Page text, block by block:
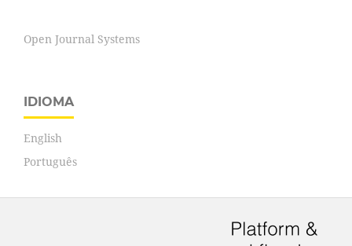
Open Journal Systems
IDIOMA
English
Português